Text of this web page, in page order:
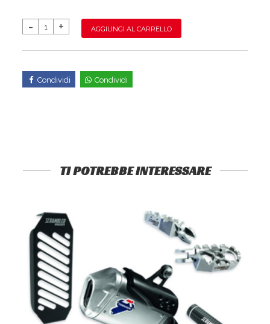
AGGIUNGI AL CARRELLO
Condividi Condividi
TI POTREBBE INTERESSARE